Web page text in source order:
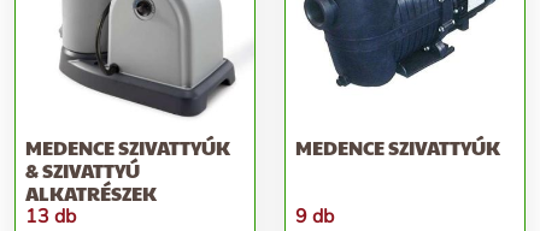
MEDENCE SZIVATTYÚK
& SZIVATTYÚ
ALKATRÉSZEK
13 db
MEDENCE SZIVATTYÚK
9 db